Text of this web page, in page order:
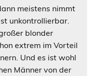
meistens nimmt
unkontrollierbar.
blonder
extrem im Vorteil
Und es ist wohl
Männer von der